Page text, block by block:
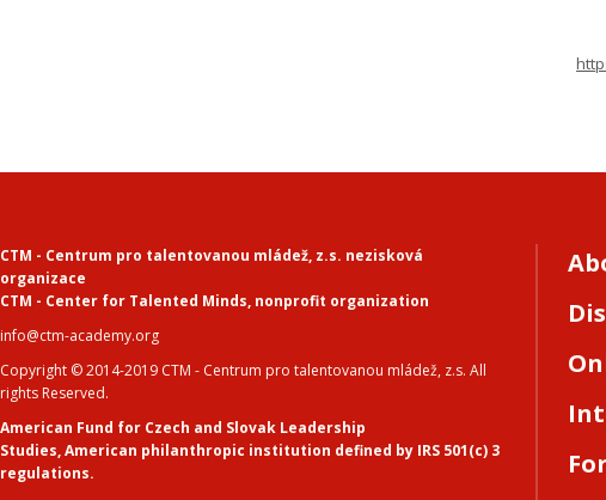
CTM - Centrum pro talentovanou mládež, z.s. nezisková
organizace
CTM - Center for Talented Minds, nonprofit organization
info@ctm-academy.org
Copyright © 2014-2019 CTM - Centrum pro talentovanou mládež, z.s. All
rights Reserved.
American Fund for Czech and Slovak Leadership
Studies,American philanthropic institution defined by IRS 501(c) 3
regulations.